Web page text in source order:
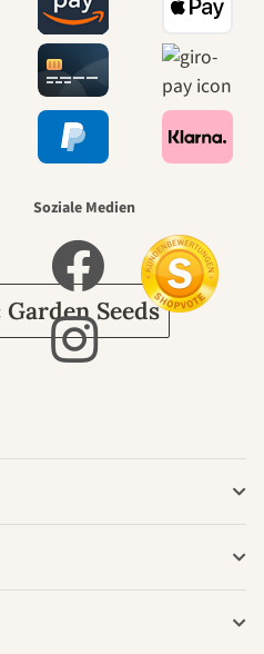
zu uns
führt
den
Seeds
Soziale Medien